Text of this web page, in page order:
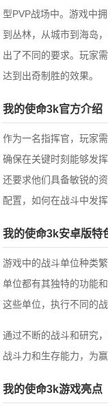
型PVP战场中。游戏中
到丛林，从城市到海岛
出了不同的要求。玩家
达到出奇制胜的效果。
我的使命3k官方介绍
作为一名指挥官，玩家
确保在关键时刻能够发
还要求他们具备敏锐的
配置，如何在战斗中发
我的使命3k安卓版特
游戏中的战斗单位种类
单位都有其独特的功能
这些单位，执行不同的战
通过不断的战斗和研究
战斗力和生存能力，为
我的使命3k游戏亮点